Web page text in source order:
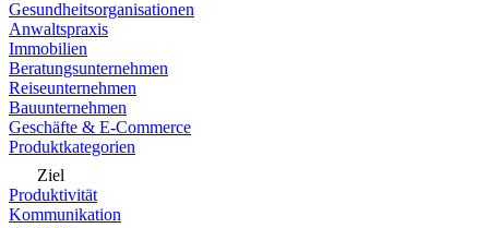
Gesundheitsorganisationen
Anwaltspraxis
Immobilien
Beratungsunternehmen
Reiseunternehmen
Bauunternehmen
Geschäfte & E-Commerce
Produktkategorien
Ziel
Produktivität
Kommunikation